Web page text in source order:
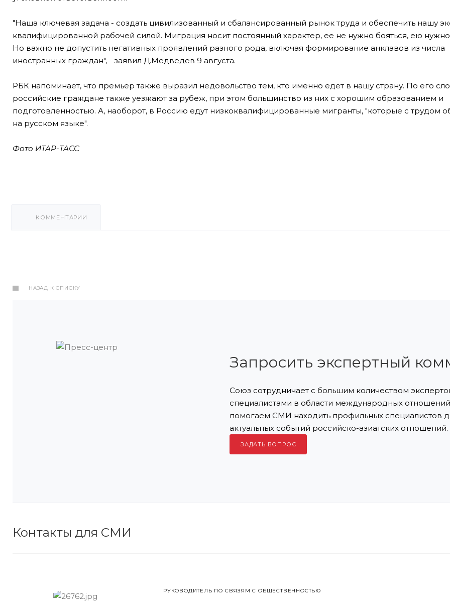
"Наша ключевая задача - создать цивилизованный и сбалансированный рынок труда и обеспечить нашу
квалифицированной рабочей силой. Миграция носит постоянный характер, ее не нужно бояться, ею нужно
Но важно не допустить негативных проявлений разного рода, включая формирование анклавов из числа
иностранных граждан", - заявил Д.Медведев 9 августа.
РБК напоминает, что премьер также выразил недовольство тем, кто именно едет в нашу страну. По его
российские граждане также уезжают за рубеж, при этом большинство из них с хорошим образованием и
подготовленностью. А, наоборот, в Россию едут низкоквалифицированные мигранты, "которые с трудом
на русском языке".
Фото ИТАР-ТАСС
КОММЕНТАРИИ
НАЗАД К СПИСКУ
Запросить экспертный
Союз сотрудничает с большим количеством
специалистами в области международных
помогаем СМИ находить профильных специалистов
актуальных событий российско-азиатских отношений.
ЗАДАТЬ ВОПРОС
Контакты для СМИ
РУКОВОДИТЕЛЬ ПО СВЯЗЯМ С ОБЩЕСТВЕННОСТЬЮ